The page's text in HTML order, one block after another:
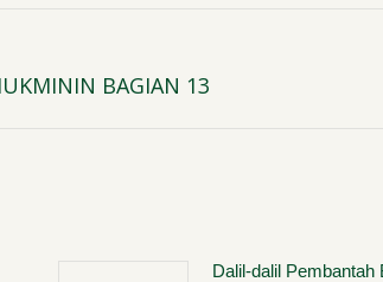
BAGIAN 13
Dalil-dalil Pembantah